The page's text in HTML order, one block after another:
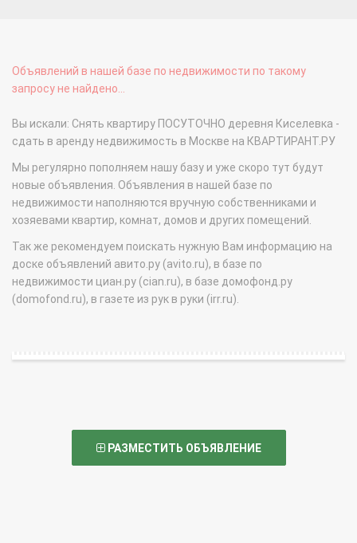
Объявлений в нашей базе по недвижимости по такому
запросу не найдено...
Вы искали: Снять квартиру ПОСУТОЧНО деревня Киселевка -
сдать в аренду недвижимость в Москве на КВАРТИРАНТ.РУ
Мы регулярно пополняем нашу базу и уже скоро тут будут
новые объявления. Объявления в нашей базе по
недвижимости наполняются вручную собственниками и
хозяевами квартир, комнат, домов и других помещений.
Так же рекомендуем поискать нужную Вам информацию на
доске объявлений авито.ру (avito.ru), в базе по
недвижимости циан.ру (cian.ru), в базе домофонд.ру
(domofond.ru), в газете из рук в руки (irr.ru).
РАЗМЕСТИТЬ ОБЪЯВЛЕНИЕ